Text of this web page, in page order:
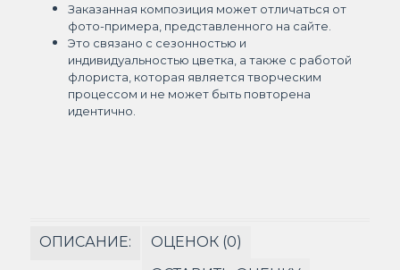
Заказанная композиция может отличаться от
фото-примера, представленного на сайте.
Это связано с сезонностью и
индивидуальностью цветка, а также с работой
флориста, которая является творческим
процессом и не может быть повторена
идентично.
ОПИСАНИЕ:
ОЦЕНОК (0)